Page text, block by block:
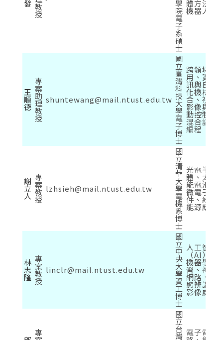
發 教
授
學
院
電
子
系
碩
士
體方法、
機器人學
王
順
德
專
案
助
理
教
授
shuntewang@mail.ntust.edu.tw
國
立
臺
灣
科
技
大
學
電
子
博
士
跨領域應
用、資通
訊與自動
化機械整
合、視覺
影像與運
動控制、
混合語言
編程
謝
立
人
專
案
教
授
lzhsieh@mail.ntust.edu.tw
國
立
清
華
大
學
電
機
系
博
士
光電半導
體、太陽
能電池、
微電子元
件、綠色
能源應用
林
志
隆
專
案
教
授
linclr@mail.ntust.edu.tw
國
立
中
央
大
學
資
工
博
士
人工智慧
（AI）、
機器學
習、神經
網路、型
態辨識、
影像處理
專
國
立
台
灣 電子電